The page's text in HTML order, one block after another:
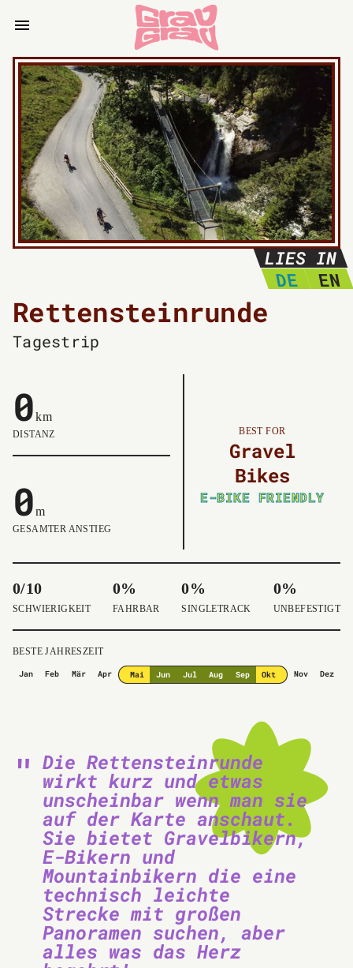
LIES IN
DE
EN
Rettensteinrunde
Tagestrip
0km
DISTANZ
0m
GESAMTER ANSTIEG
BEST FOR
Gravel
Bikes
E-BIKE FRIENDLY
0/10
SCHWIERIGKEIT
0%
FAHRBAR
0%
SINGLETRACK
0%
UNBEFESTIGT
BESTE JAHRESZEIT
Jan Feb Mär Apr Mai Jun Jul Aug Sep Okt Nov Dez
Die Rettensteinrunde
wirkt kurz und etwas
unscheinbar wenn man sie
auf der Karte anschaut.
Sie bietet Gravelbikern,
E-Bikern und
Mountainbikern die eine
technisch leichte
Strecke mit großen
Panoramen suchen, aber
alles was das Herz